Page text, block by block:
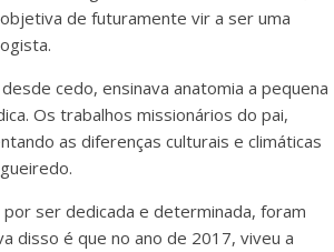
de futuramente vir a ser uma
cedo, ensinava anatomia a pequena
Os trabalhos missionários do pai,
as diferenças culturais e climáticas
ser dedicada e determinada, foram
disso é que no ano de 2017, viveu a